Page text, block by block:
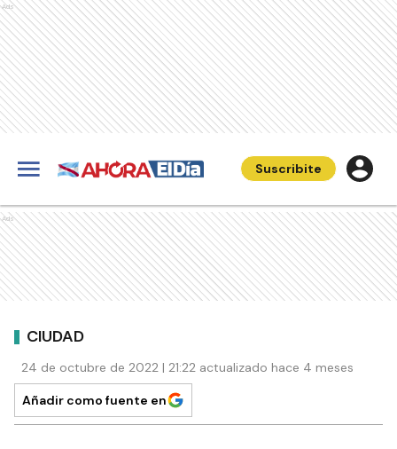
Ads
Suscribite
Ads
CIUDAD
24 de octubre de 2022 | 21:22 actualizado hace 4 meses
Añadir como fuente en